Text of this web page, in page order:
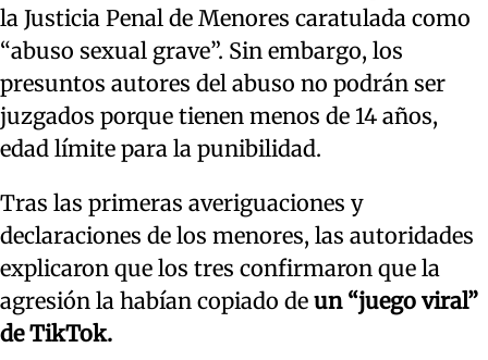
la Justicia Penal de Menores caratulada como
“abuso sexual grave”. Sin embargo, los
presuntos autores del abuso no podrán ser
juzgados porque tienen menos de 14 años,
edad límite para la punibilidad.
Tras las primeras averiguaciones y
declaraciones de los menores, las autoridades
explicaron que los tres confirmaron que la
agresión la habían copiado de un “juego viral”
de TikTok.